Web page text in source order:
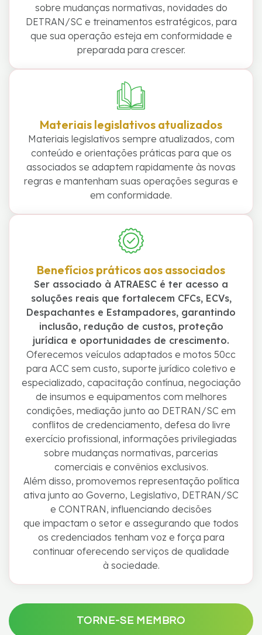
sobre mudanças normativas, novidades do
DETRAN/SC e treinamentos estratégicos, para
que sua operação esteja em conformidade e
preparada para crescer.
Materiais legislativos atualizados
Materiais legislativos sempre atualizados, com
conteúdo e orientações práticas para que os
associados se adaptem rapidamente às novas
regras e mantenham suas operações seguras e
em conformidade.
Benefícios práticos aos associados
Ser associado à ATRAESC é ter acesso a
soluções reais que fortalecem CFCs, ECVs,
Despachantes e Estampadores, garantindo
inclusão, redução de custos, proteção
jurídica e oportunidades de crescimento.
Oferecemos veículos adaptados e motos 50cc
para ACC sem custo, suporte jurídico coletivo e
especializado, capacitação contínua, negociação
de insumos e equipamentos com melhores
condições, mediação junto ao DETRAN/SC em
conflitos de credenciamento, defesa do livre
exercício profissional, informações privilegiadas
sobre mudanças normativas, parcerias
comerciais e convênios exclusivos.
Além disso, promovemos representação política
ativa junto ao Governo, Legislativo, DETRAN/SC
e CONTRAN, influenciando decisões
que impactam o setor e assegurando que todos
os credenciados tenham voz e força para
continuar oferecendo serviços de qualidade
à sociedade.
TORNE-SE MEMBRO